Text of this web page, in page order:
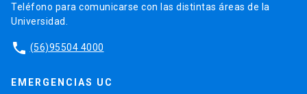
Teléfono para comunicarse con las distintas áreas de la
Universidad.
phone (56)95504 4000
EMERGENCIAS UC